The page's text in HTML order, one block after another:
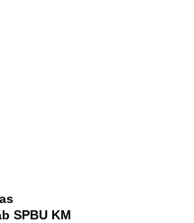
SPBU KM